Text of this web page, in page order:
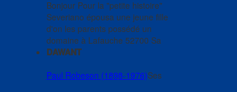
Bonjour Pour la "petite histoire"
Severiano épousa une jeune fille
d'on les parents possédé un
domaine à Lafauche 52700 Sa
DAWANT
Paul Robeson (1898-1976)Ses